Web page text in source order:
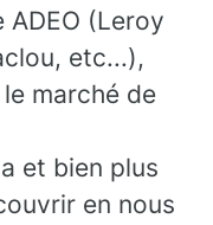
ADEO (Leroy
etc...),
marché de
et bien plus
en nous